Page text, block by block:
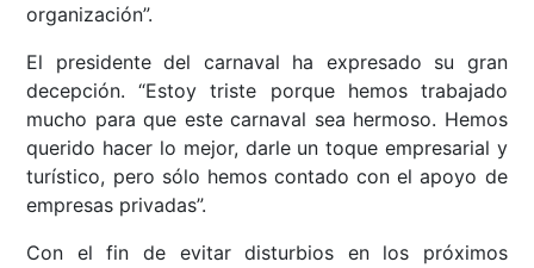
organización”.
El presidente del carnaval ha expresado su gran
decepción. “Estoy triste porque hemos trabajado
mucho para que este carnaval sea hermoso. Hemos
querido hacer lo mejor, darle un toque empresarial y
turístico, pero sólo hemos contado con el apoyo de
empresas privadas”.
Con el fin de evitar disturbios en los próximos